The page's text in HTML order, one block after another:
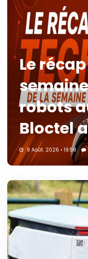
Le
robots
Bloctel
9 Août. 2026 • 19:58